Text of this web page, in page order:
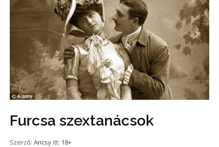
Furcsa szextanácsok
Szerző: Ancsy itt: 18+